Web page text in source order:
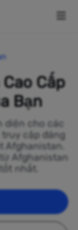
Cấp
Bạn
diện cho các
cập đáng
Afghanistan.
Afghanistan
nhất.